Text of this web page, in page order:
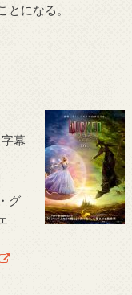
になる。
幕
グ